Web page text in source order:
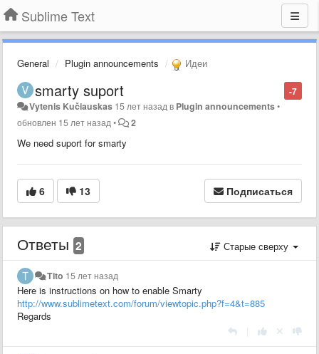
Sublime Text
General Plugin announcements Идеи
-7
smarty suport
Vytenis Kučiauskas 15 лет назад в Plugin announcements•
обновлен 15 лет назад • 2
We need suport for smarty
6 13 Подписаться
Ответы 2 Старые сверху
Tito 15 лет назад
Here is instructions on how to enable Smarty
http://www.sublimetext.com/forum/viewtopic.php?f=4&t=885
Regards